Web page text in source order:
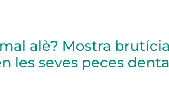
alè? Mostra
les seves peces